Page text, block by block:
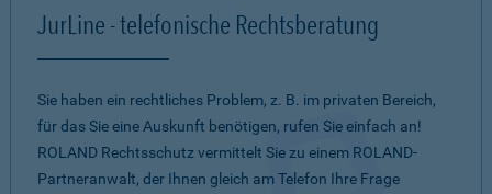
JurLine - telefonische Rechtsberatung
Sie haben ein rechtliches Problem, z. B. im privaten Bereich,
für das Sie eine Auskunft benötigen, rufen Sie einfach an!
ROLAND Rechtsschutz vermittelt Sie zu einem ROLAND-
Partneranwalt, der Ihnen gleich am Telefon Ihre Frage